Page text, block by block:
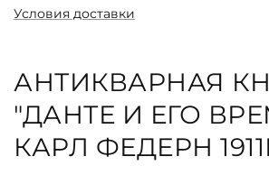
Условия доставки
АНТИКВАРНАЯ
"ДАНТЕ И ЕГО
КАРЛ ФЕДЕРН